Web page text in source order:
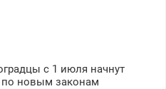
с 1 июля начнут
новым законам